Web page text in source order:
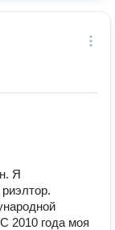
Я
2010 года моя